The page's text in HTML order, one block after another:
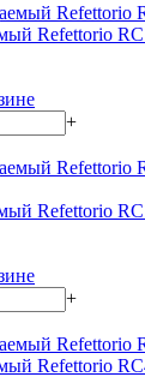
Refettorio
+
Refettorio
+
Refettorio